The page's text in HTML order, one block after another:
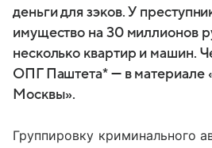
деньги для зэков. У
имущество на 30 миллионов
несколько квартир и машин.
ОПГ Паштета* — в материале
Москвы».
Группировку криминального